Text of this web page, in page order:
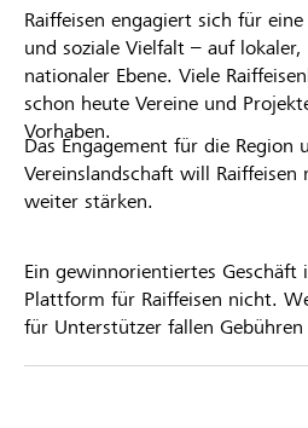
Raiffeisen engagiert sich für
und soziale Vielfalt – auf
nationaler Ebene. Viele
schon heute Vereine und
Vorhaben.
Das Engagement für die Region
Vereinslandschaft will
weiter stärken.
Ein gewinnorientiertes
Plattform für Raiffeisen nicht.
für Unterstützer fallen